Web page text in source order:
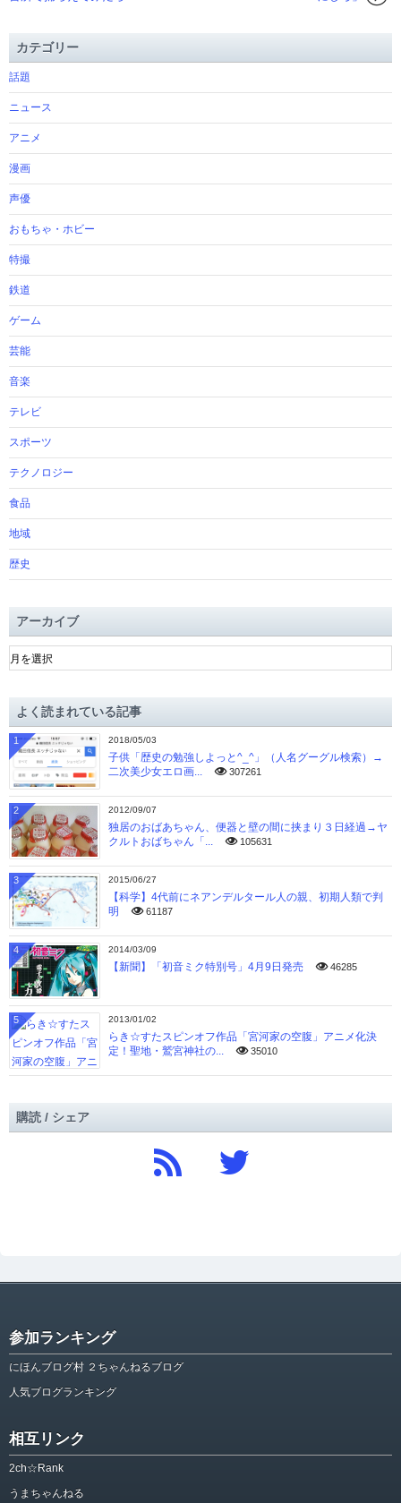
カテゴリー
話題
ニュース
アニメ
漫画
声優
おもちゃ・ホビー
特撮
鉄道
ゲーム
芸能
音楽
テレビ
スポーツ
テクノロジー
食品
地域
歴史
アーカイブ
ア
ー
ブよく読まれている記事
2018/05/03
子供「歴史の勉強しよっと^_^」（人名グーグル検索）→
二次美少女エロ画...
307261
1
2012/09/07
独居のおばあちゃん、便器と壁の間に挟まり３日経過→ヤ
クルトおばちゃん「...
105631
2
2015/06/27
【科学】4代前にネアンデルタール人の親、初期人類で判
明
61187
3
2014/03/09
【新聞】「初音ミク特別号」4月9日発売 46285
4
2013/01/02
らき☆すたスピンオフ作品「宮河家の空腹」アニメ化決
定！聖地・鷲宮神社の...
35010
5
購読 / シェア
参加ランキング
にほんブログ村 ２ちゃんねるブログ
人気ブログランキング
相互リンク
2ch☆Rank
うまちゃんねる